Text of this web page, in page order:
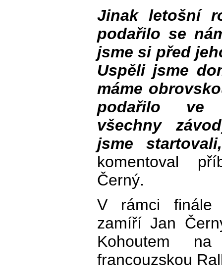
Jinak letošní
podařilo se
jsme si před
Uspěli jsme
máme
podařilo ve
všechny
jsme
komentoval
Černý.
V rámci finále
zamíří Jan
Kohoutem
francouzskou